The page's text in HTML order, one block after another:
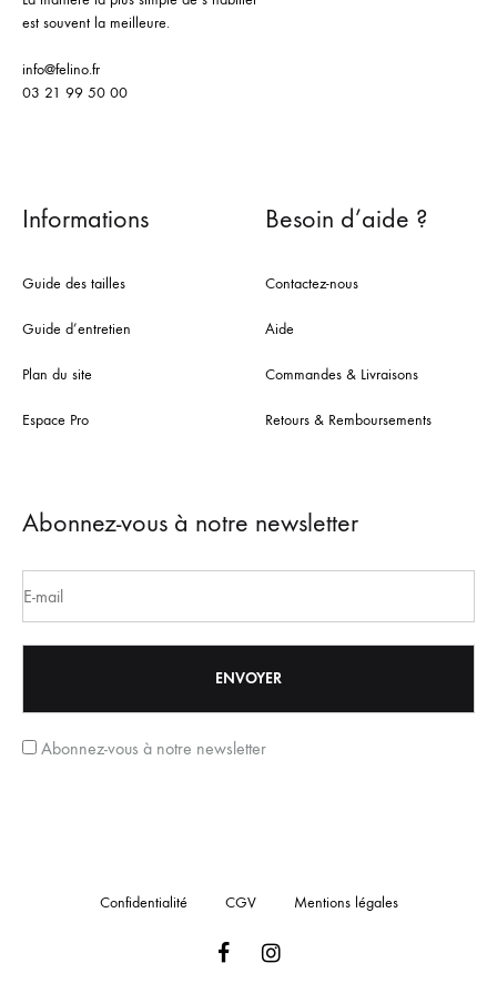
est souvent la meilleure.
info@felino.fr
03 21 99 50 00
Informations
Guide des tailles
Guide d’entretien
Plan du site
Espace Pro
Besoin d’aide ?
Contactez-nous
Aide
Commandes & Livraisons
Retours & Remboursements
Abonnez-vous à notre newsletter
Abonnez-vous à notre newsletter
Confidentialité CGV Mentions légales
FacebookInstagram